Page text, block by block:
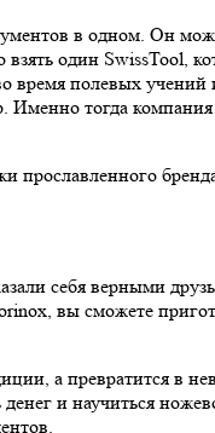
в одном. Он
один SwissTool,
время полевых
Именно тогда компания
себя верными
вы сможете
а превратится в
и научиться